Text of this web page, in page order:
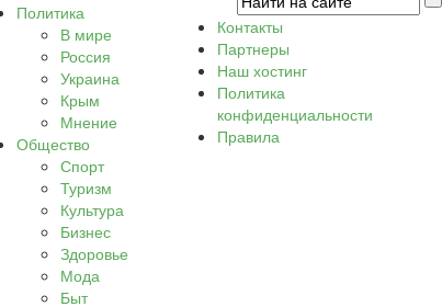
Политика
В мире
Россия
Украина
Крым
Мнение
Общество
Спорт
Туризм
Культура
Бизнес
Здоровье
Мода
Быт
Контакты
Партнеры
Наш хостинг
Политика
конфиденциальности
Правила